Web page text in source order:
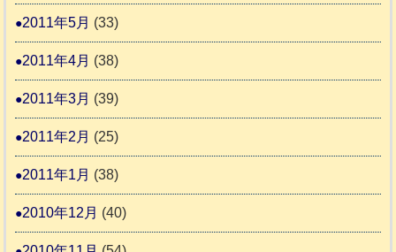
2011年5月 (33)
2011年4月 (38)
2011年3月 (39)
2011年2月 (25)
2011年1月 (38)
2010年12月 (40)